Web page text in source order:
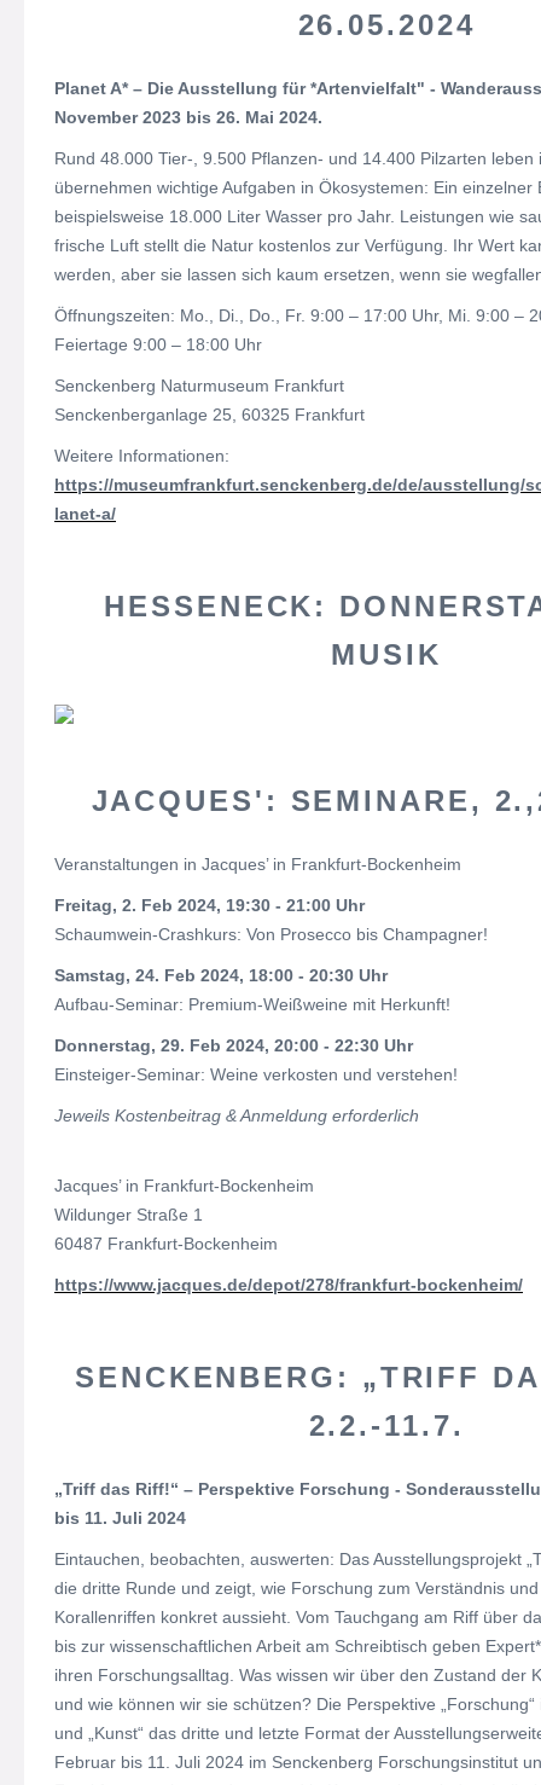
26.05.2024
Planet A* – Die Ausstellung für *Artenvielfalt" -
November 2023 bis 26. Mai 2024.
Rund 48.000 Tier-, 9.500 Pflanzen- und 14.400 Pilzarten leben
übernehmen wichtige Aufgaben in Ökosystemen: Ein einzelner
beispielsweise 18.000 Liter Wasser pro Jahr. Leistungen wie
frische Luft stellt die Natur kostenlos zur Verfügung. Ihr Wert
werden, aber sie lassen sich kaum ersetzen, wenn sie
Öffnungszeiten: Mo., Di., Do., Fr. 9:00 – 17:00 Uhr, Mi. 9:00 –
Feiertage 9:00 – 18:00 Uhr
Senckenberg Naturmuseum Frankfurt
Senckenberganlage 25, 60325 Frankfurt
Weitere Informationen:
https://museumfrankfurt.senckenberg.de/de/ausstellung/
lanet-a/
HESSENECK:
MUSIK
JACQUES': SEMINARE,
Veranstaltungen in Jacques’ in Frankfurt-Bockenheim
Freitag, 2. Feb 2024, 19:30 - 21:00 Uhr
Schaumwein-Crashkurs: Von Prosecco bis Champagner!
Samstag, 24. Feb 2024, 18:00 - 20:30 Uhr
Aufbau-Seminar: Premium-Weißweine mit Herkunft!
Donnerstag, 29. Feb 2024, 20:00 - 22:30 Uhr
Einsteiger-Seminar: Weine verkosten und verstehen!
Jeweils Kostenbeitrag & Anmeldung erforderlich
Jacques’ in Frankfurt-Bockenheim
Wildunger Straße 1
60487 Frankfurt-Bockenheim
https://www.jacques.de/depot/278/frankfurt-bockenheim/
SENCKENBERG: „TRIFF
2.2.-11.7.
„Triff das Riff!“ – Perspektive Forschung -
bis 11. Juli 2024
Eintauchen, beobachten, auswerten: Das Ausstellungsprojekt
die dritte Runde und zeigt, wie Forschung zum Verständnis
Korallenriffen konkret aussieht. Vom Tauchgang am Riff über
bis zur wissenschaftlichen Arbeit am Schreibtisch geben
ihren Forschungsalltag. Was wissen wir über den Zustand der
und wie können wir sie schützen? Die Perspektive „Forschung“
und „Kunst“ das dritte und letzte Format der
Februar bis 11. Juli 2024 im Senckenberg Forschungsinstitut